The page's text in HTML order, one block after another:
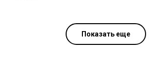
Показать еще